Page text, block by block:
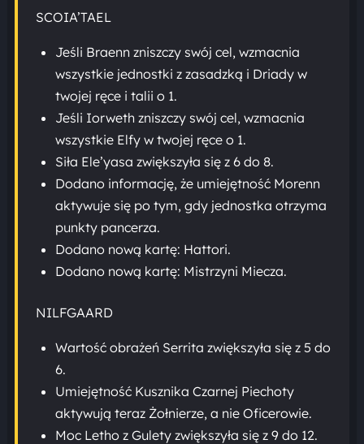
SCOIA’TAEL
Jeśli Braenn zniszczy swój cel, wzmacnia
wszystkie jednostki z zasadzką i Driady w
twojej ręce i talii o 1.
Jeśli Iorweth zniszczy swój cel, wzmacnia
wszystkie Elfy w twojej ręce o 1.
Siła Ele’yasa zwiększyła się z 6 do 8.
Dodano informację, że umiejętność Morenn
aktywuje się po tym, gdy jednostka otrzyma
punkty pancerza.
Dodano nową kartę: Hattori.
Dodano nową kartę: Mistrzyni Miecza.
NILFGAARD
Wartość obrażeń Serrita zwiększyła się z 5 do
6.
Umiejętność Kusznika Czarnej Piechoty
aktywują teraz Żołnierze, a nie Oficerowie.
Moc Letho z Gulety zwiększyła się z 9 do 12.